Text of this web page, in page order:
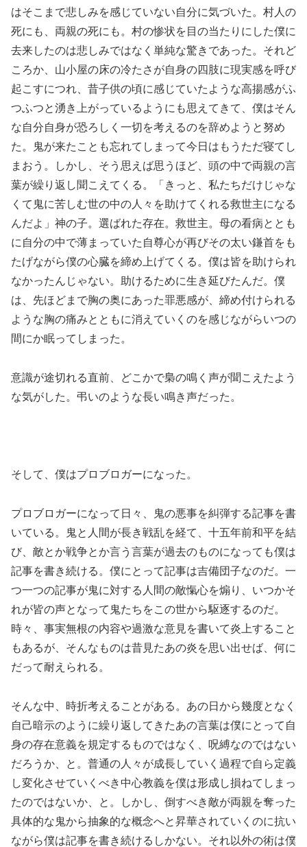
はそこまで悲しみを感じていない自分に気づいた。村人の
死にも、両親の死にも。村の惨状を目の当たりにした僕に
去来したのは悲しみではなく単純な驚きであった。それど
ころか、山小屋の床の冷たさが自身の四肢に現実感を呼び
起こすにつれ、昔子供の頃に感じていたような高揚感がふ
つふつと湧き上がっているようにも思えてきて、僕はそん
な自分自身が恐ろしく一切を考えるのを辞めようと努め
た。鬼が来たことも忘れてしまって今日はもうただ寝てし
まおう。しかし、そう思えば思うほど、頭の中で両親の言
葉が繰り返し聞こえてくる。「きっと、私たちだけじゃな
くて鬼に苦しむ世の中の人々を助けてくれる救世主になる
んだよ」神の子。選ばれた存在。救世主。母の看病ととも
に自分の中で薄まっていた自尊心が再びその太い鎌首をも
たげながら僕の心臓を締め上げてくる。僕は皆を助けられ
なかったんじゃない。助けるために生き延びたんだ。僕
は、先ほどまで胸の奥にあった罪悪感が、締め付けられる
ような胸の痛みとともに消えていくのを感じながらいつの
間にか眠ってしまった。
意識が途切れる直前、どこかで梟の鳴く声が聞こえたよう
な気がした。弔いのような長い鳴き声だった。
そして、僕はプロブロガーになった。
プロブロガーになって日々、鬼の悪事を糾弾する記事を書
いている。鬼と人間が長き戦乱を経て、十五年前和平を結
び、敵とか戦争とか言う言葉が過去のものになっても僕は
記事を書き続ける。僕にとって記事は吉備団子なのだ。一
つ一つの記事が鬼に対する人間の敵愾心を煽り、いつかそ
れが皆の声となって鬼たちをこの世から駆逐するのだ。
時々、事実無根の内容や過激な意見を書いて炎上すること
もあるが、そんなものは昔見たあの炎を思い出せば、何に
だって耐えられる。
そんな中、時折考えることがある。あの日から幾度となく
自己暗示のように繰り返してきたあの言葉は僕にとって自
身の存在意義を規定するものではなく、呪縛なのではない
だろうか、と。普通の人々が成長していく過程で自ら定義
し変化させていくべき中心教義を僕は形成し損ねてしまっ
たのではないか、と。しかし、倒すべき敵が両親を奪った
具体的な鬼から抽象的な概念へと昇華されていくのに抗い
ながら僕は記事を書き続けるしかない。それ以外の術は僕